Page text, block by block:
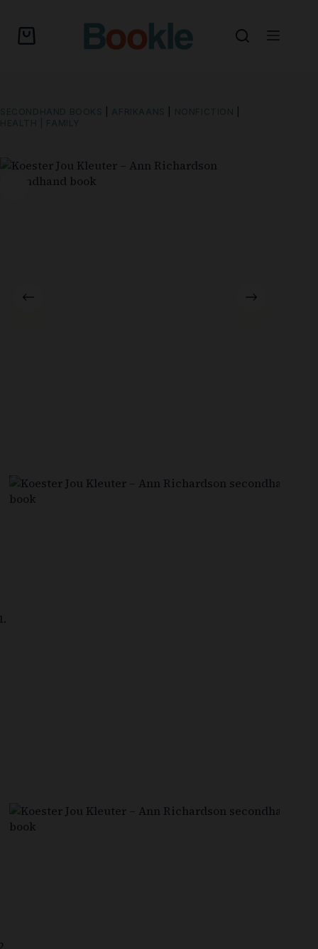
SECONDHAND BOOKS AFRIKAANS NONFICTION
HEALTH | FAMILY